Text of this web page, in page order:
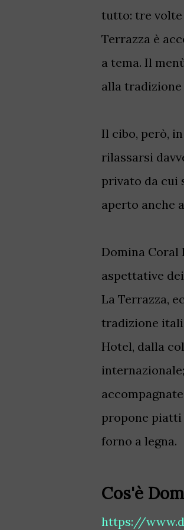
tutto: tre volte
Terrazza è
a tema. Il
alla
Il cibo, però,
rilassarsi
privato da cui
aperto anche
Domina Coral
aspettative
La Terrazza,
tradizione
Hotel, dalla
propone piatti
forno a legna.
Cos'è
https://